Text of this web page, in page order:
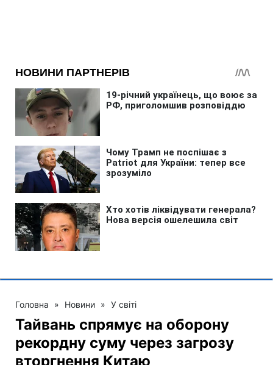
Головна » Новини » У світі
Тайвань спрямує на оборону
рекордну суму через загрозу
вторгнення Китаю